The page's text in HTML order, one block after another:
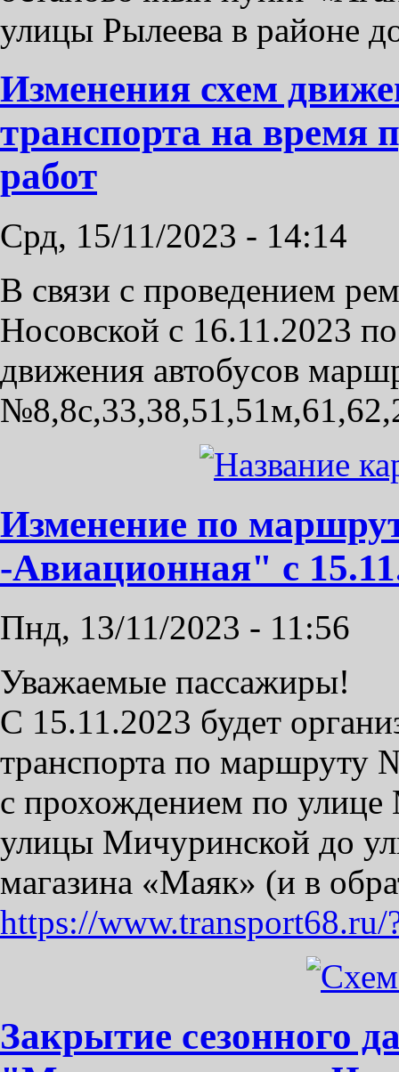
улицы Рылеева в районе
Изменения схем
транспорта на время
работ
Срд, 15/11/2023 - 14:14
В связи с проведением
Носовской с 16.11.2023
движения автобусов
Изменение по
-Авиационная" с
Пнд, 13/11/2023 - 11:56
Уважаемые пассажиры!
С 15.11.2023 будет
транспорта по маршруту
с прохождением по улице
улицы Мичуринской до
магазина «Маяк» (и в
https://www.transport68.ru/
Закрытие сезонного